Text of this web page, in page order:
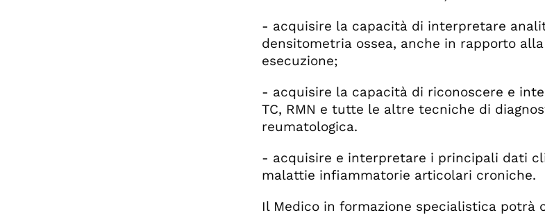
- acquisire la capacità di interpretare
densitometria ossea, anche in rapporto
esecuzione;
- acquisire la capacità di riconoscere e
TC, RMN e tutte le altre tecniche di
reumatologica.
- acquisire e interpretare i principali dati
malattie infiammatorie articolari croniche.
Il Medico in formazione specialistica